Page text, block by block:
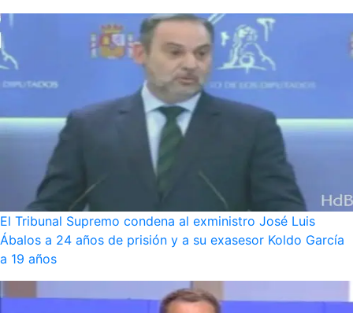
El Tribunal Supremo condena al exministro José Luis
Ábalos a 24 años de prisión y a su exasesor Koldo García
a 19 años